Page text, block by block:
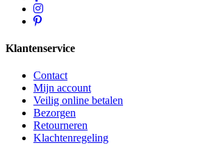
Klantenservice
Contact
Mijn account
Veilig online betalen
Bezorgen
Retourneren
Klachtenregeling